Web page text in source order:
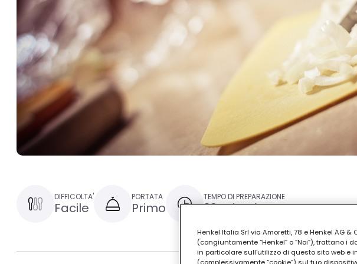
DIFFICOLTA'
Facile
PORTATA
Primo
TEMPO DI PREPARAZIONE
30 minuti
Henkel Italia Srl via Amoretti, 78 e Henkel AG
(congiuntamente “Henkel” o “Noi”), trattano
in particolare sull'utilizzo di questo sito web e
(complessivamente “cookie”) sul tuo